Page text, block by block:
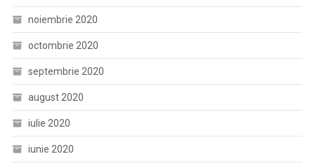
noiembrie 2020
octombrie 2020
septembrie 2020
august 2020
iulie 2020
iunie 2020